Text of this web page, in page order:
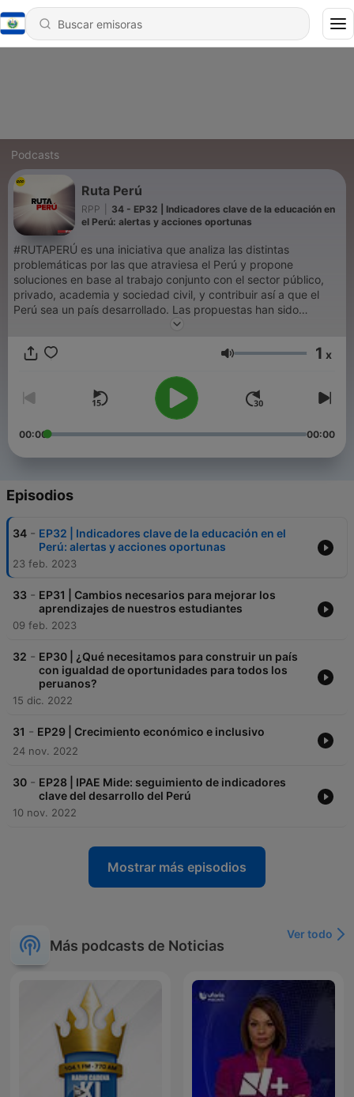
Podcasts
Ruta Perú
RPP
34 - EP32 | Indicadores clave de la educación en
el Perú: alertas y acciones oportunas
#RUTAPERÚ es una iniciativa que analiza las distintas
problemáticas por las que atraviesa el Perú y propone
soluciones en base al trabajo conjunto con el sector público,
privado, academia y sociedad civil, y contribuir así a que el
Perú sea un país desarrollado. Las propuestas han sido
elaboradas junto a expertos a nivel nacional y que forman
propuestas en ipae.pe. Es una co-producción de RPP e IPAE.
Volumen 1 x
00:00 00:00
Episodios
34 - EP32 | Indicadores clave de la educación en el
Perú: alertas y acciones oportunas
23 feb. 2023
33 - EP31 | Cambios necesarios para mejorar los
aprendizajes de nuestros estudiantes
09 feb. 2023
32 - EP30 | ¿Qué necesitamos para construir un país
con igualdad de oportunidades para todos los
peruanos?
15 dic. 2022
31 - EP29 | Crecimiento económico e inclusivo
24 nov. 2022
30 - EP28 | IPAE Mide: seguimiento de indicadores
clave del desarrollo del Perú
10 nov. 2022
Mostrar más episodios
Más podcasts de Noticias
Ver todo